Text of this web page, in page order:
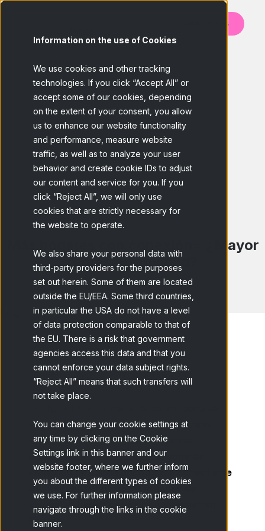
Information on the use of Cookies
We use cookies and other tracking
technologies. If you click “Accept All” or
accept some of our cookies, depending
on the extent of your consent, you allow
us to enhance our website functionality
and performance, measure website
traffic, as well as to analyze your user
behavior and create cookie IDs to adjust
our content and service for you. If you
click “Reject All”, we will only use
cookies that are strictly necessary for
the website to operate.
We also share your personal data with
third-party providers for the purposes
set out herein. Some of them are located
outside the EU/EEA. Some third countries,
in particular the USA do not have a level
of data protection comparable to that of
the EU. There is a risk that government
agencies access this data and that you
cannot enforce your data subject rights.
“Reject All” means that such transfers will
not take place.
You can change your cookie settings at
any time by clicking on the Cookie
Settings link in this banner and our
website footer, where we further inform
you about the different types of cookies
we use. For further information please
navigate through the links in the cookie
banner.
Contáctanos
Más hogares con conexión= ¿Mayor
representatividad?
Home Blog Más hogares con...
equipamiento tecnológico de los hogares
españoles con datos muy relevantes:
Uno de cada tres hogares dispone de
conexión de banda ancha para conectarse
a la Red, en total unos 6 millones de
viviendas tienen conexión a internet en
España.